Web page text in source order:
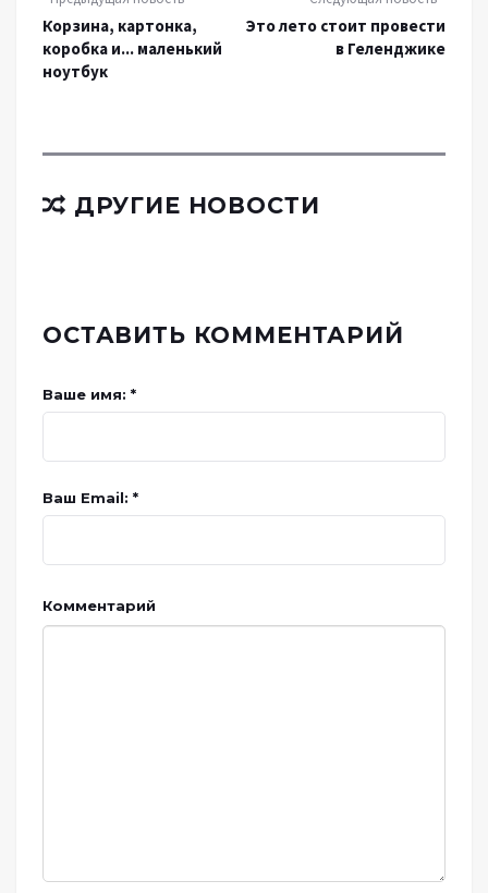
Корзина, картонка,
коробка и... маленький
ноутбук
Это лето стоит провести
в Геленджике
ДРУГИЕ НОВОСТИ
ОСТАВИТЬ КОММЕНТАРИЙ
Ваше имя: *
Ваш Email: *
Комментарий